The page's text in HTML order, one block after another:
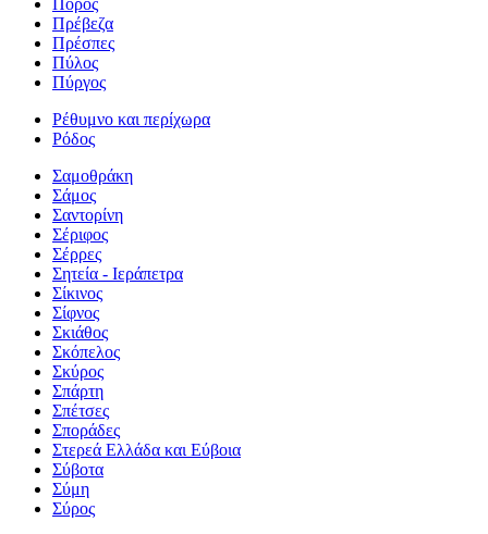
Πρέβεζα
Πρέσπες
Πύλος
Πύργος
Ρέθυμνο και περίχωρα
Ρόδος
Σαμοθράκη
Σάμος
Σαντορίνη
Σέριφος
Σέρρες
Σητεία - Ιεράπετρα
Σίκινος
Σίφνος
Σκιάθος
Σκόπελος
Σκύρος
Σπάρτη
Σπέτσες
Σποράδες
Στερεά Ελλάδα και Εύβοια
Σύβοτα
Σύμη
Σύρος